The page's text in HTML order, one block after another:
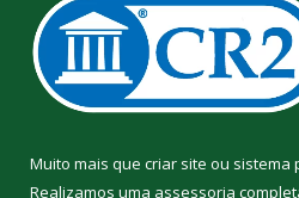
Muito mais que criar site ou sistema
Realizamos uma assessoria